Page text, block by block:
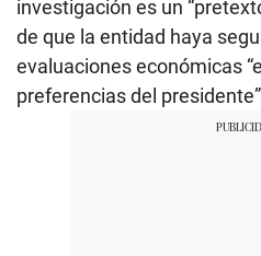
investigación es un
de que la entidad haya
evaluaciones económicas
preferencias del